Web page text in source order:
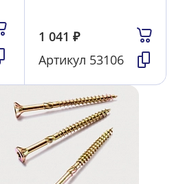
1 041 ₽
Артикул 53106